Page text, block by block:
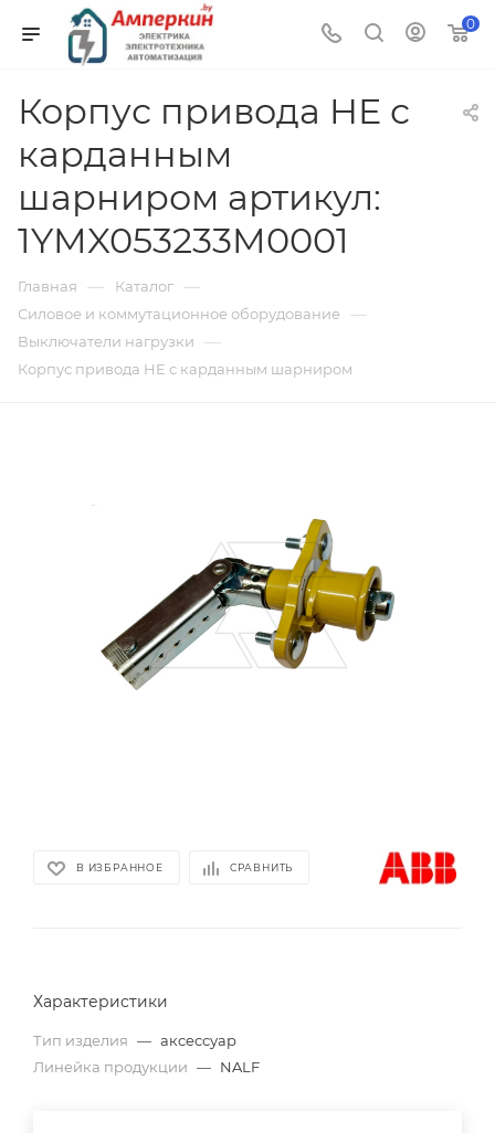
0
Корпус привода HE с
карданным
шарниром артикул:
1YMX053233M0001
Главная — Каталог —
Силовое и коммутационное оборудование —
Выключатели нагрузки —
Корпус привода HE с карданным шарниром
В ИЗБРАННОЕ СРАВНИТЬ
Характеристики
Тип изделия — аксессуар
Линейка продукции — NALF